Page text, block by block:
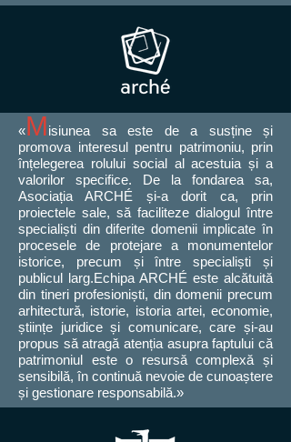
«Misiunea sa este de a susține și
promova interesul pentru patrimoniu, prin
înțelegerea rolului social al acestuia și a
valorilor specifice. De la fondarea sa,
Asociația ARCHÉ și-a dorit ca, prin
proiectele sale, să faciliteze dialogul între
specialiști din diferite domenii implicate în
procesele de protejare a monumentelor
istorice, precum și între specialiști și
publicul larg.Echipa ARCHÉ este alcătuită
din tineri profesioniști, din domenii precum
arhitectură, istorie, istoria artei, economie,
științe juridice și comunicare, care și-au
propus să atragă atenția asupra faptului că
patrimoniul este o resursă complexă și
sensibilă, în continuă nevoie de cunoaștere
și gestionare responsabilă.»